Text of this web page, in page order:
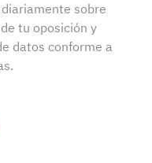
sobre
tu oposición y
datos conforme a